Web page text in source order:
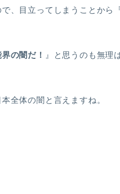
、目立ってしまうことから
の闇だ！
』と思うのも無理
全体の闇と言えますね。